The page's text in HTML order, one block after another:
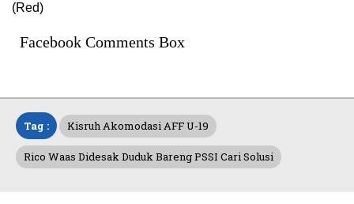
(Red)
Facebook Comments Box
Tag : Kisruh Akomodasi AFF U-19
Rico Waas Didesak Duduk Bareng PSSI Cari Solusi